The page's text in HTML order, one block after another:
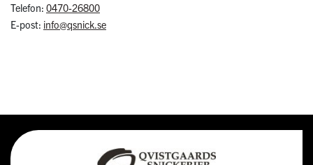
Telefon: 0470-26800
E-post: info@qsnick.se